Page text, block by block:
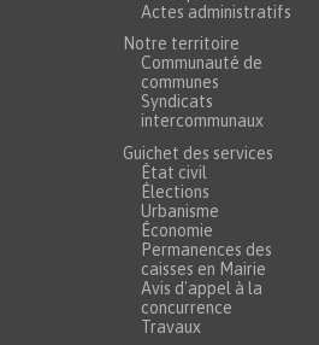
Actes administratifs
Notre territoire
Communauté de
communes
Syndicats
intercommunaux
Guichet des services
État civil
Élections
Urbanisme
Économie
Permanences des
caisses en Mairie
Avis d'appel à la
concurrence
Travaux